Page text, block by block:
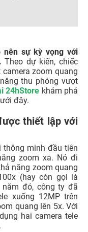
nên sự kỳ vọng với
Theo dự kiến, chiếc
zoom quang
thu phóng vượt
24hStore khám phá
đây.
thiết lập với
thông minh đầu tiên
zoom xa. Nó đi
năng zoom quang
(hay còn gọi là
năm đó, công ty đã
xuống 12MP trên
quang lên 5x. Với
hai camera tele